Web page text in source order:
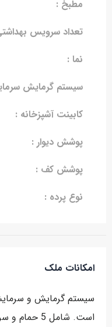
مطبخ :
تعداد سرویس
نما :
سیستم گرمایش
کابینت آشپزخانه :
پوشش دیوار :
پوشش کف :
نوع پرده :
امکانات ملک
سیستم گرمایش و
است. شامل